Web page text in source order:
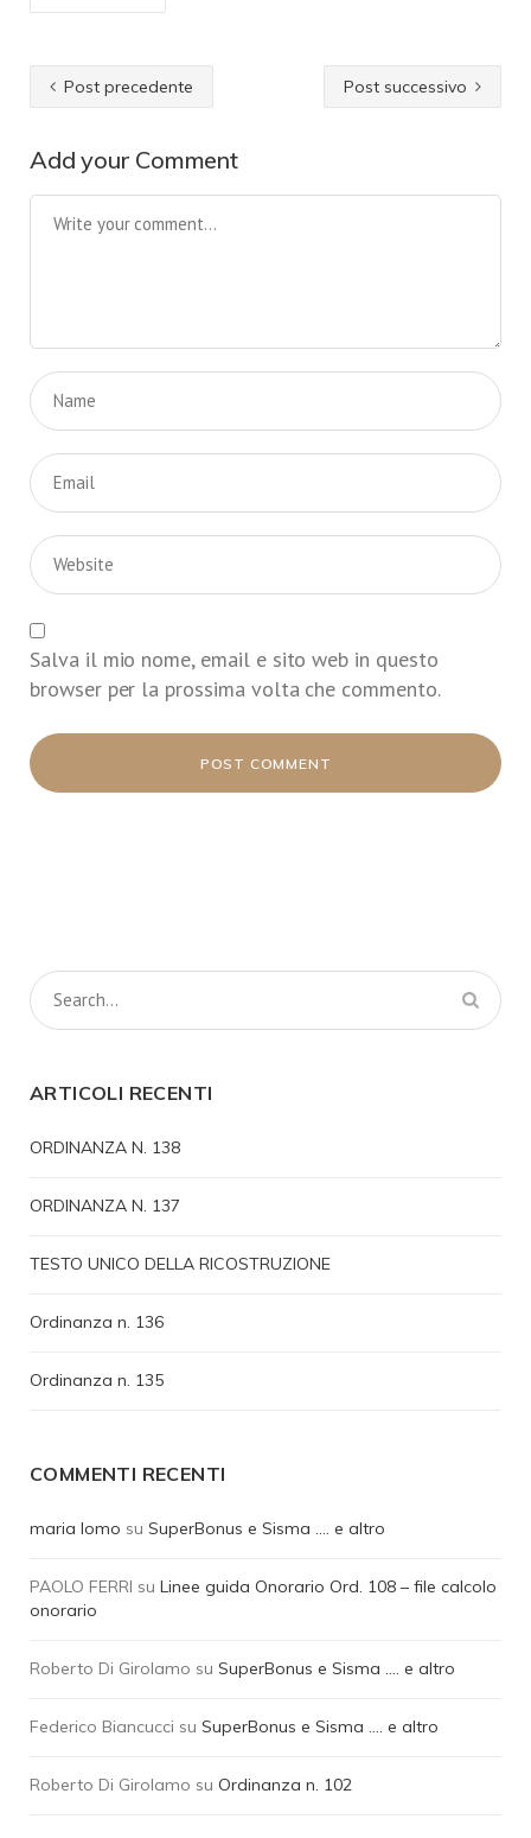
Post precedente Post successivo
Add your Comment
Salva il mio nome, email e sito web in questo
browser per la prossima volta che commento.
ARTICOLI RECENTI
ORDINANZA N. 138
ORDINANZA N. 137
TESTO UNICO DELLA RICOSTRUZIONE
Ordinanza n. 136
Ordinanza n. 135
COMMENTI RECENTI
maria lomo su SuperBonus e Sisma …. e altro
PAOLO FERRI su Linee guida Onorario Ord. 108 – file calcolo
onorario
Roberto Di Girolamo su SuperBonus e Sisma …. e altro
Federico Biancucci su SuperBonus e Sisma …. e altro
Roberto Di Girolamo su Ordinanza n. 102